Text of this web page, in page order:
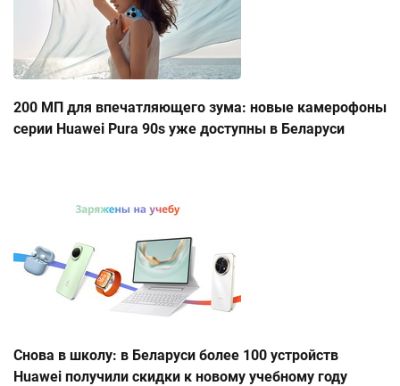
200 МП для впечатляющего зума: новые камерофоны
серии Huawei Pura 90s уже доступны в Беларуси
Снова в школу: в Беларуси более 100 устройств
Huawei получили скидки к новому учебному году